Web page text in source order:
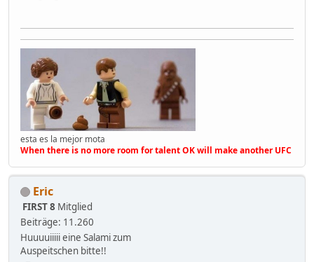
esta es la mejor mota
When there is no more room for talent OK will make another UFC
Eric
FIRST 8 Mitglied
Beiträge: 11.260
Huuuuiiiii eine Salami zum
Auspeitschen bitte!!